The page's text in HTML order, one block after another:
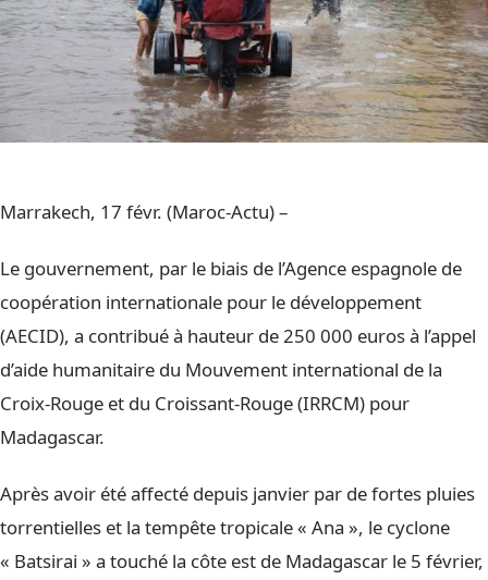
Marrakech, 17 févr. (Maroc-Actu) –
Le gouvernement, par le biais de l’Agence espagnole de
coopération internationale pour le développement
(AECID), a contribué à hauteur de 250 000 euros à l’appel
d’aide humanitaire du Mouvement international de la
Croix-Rouge et du Croissant-Rouge (IRRCM) pour
Madagascar.
Après avoir été affecté depuis janvier par de fortes pluies
torrentielles et la tempête tropicale « Ana », le cyclone
« Batsirai » a touché la côte est de Madagascar le 5 février,